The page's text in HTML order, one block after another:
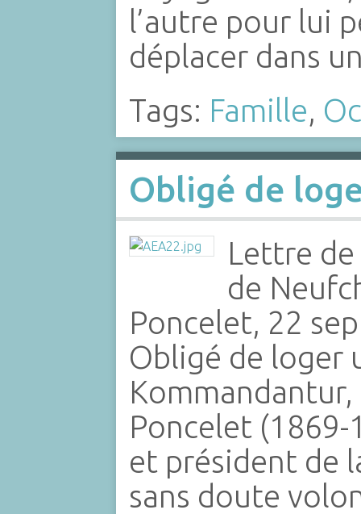
l’autre pour lui
déplacer dans
Tags: Famille,
Obligé de
Lettre
de
Poncelet, 22
Obligé de loger
Kommandantur,
Poncelet
et président de
sans doute